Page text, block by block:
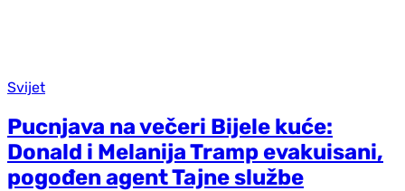
Svijet
Pucnjava na večeri Bijele kuće:
Donald i Melanija Tramp evakuisani,
pogođen agent Tajne službe